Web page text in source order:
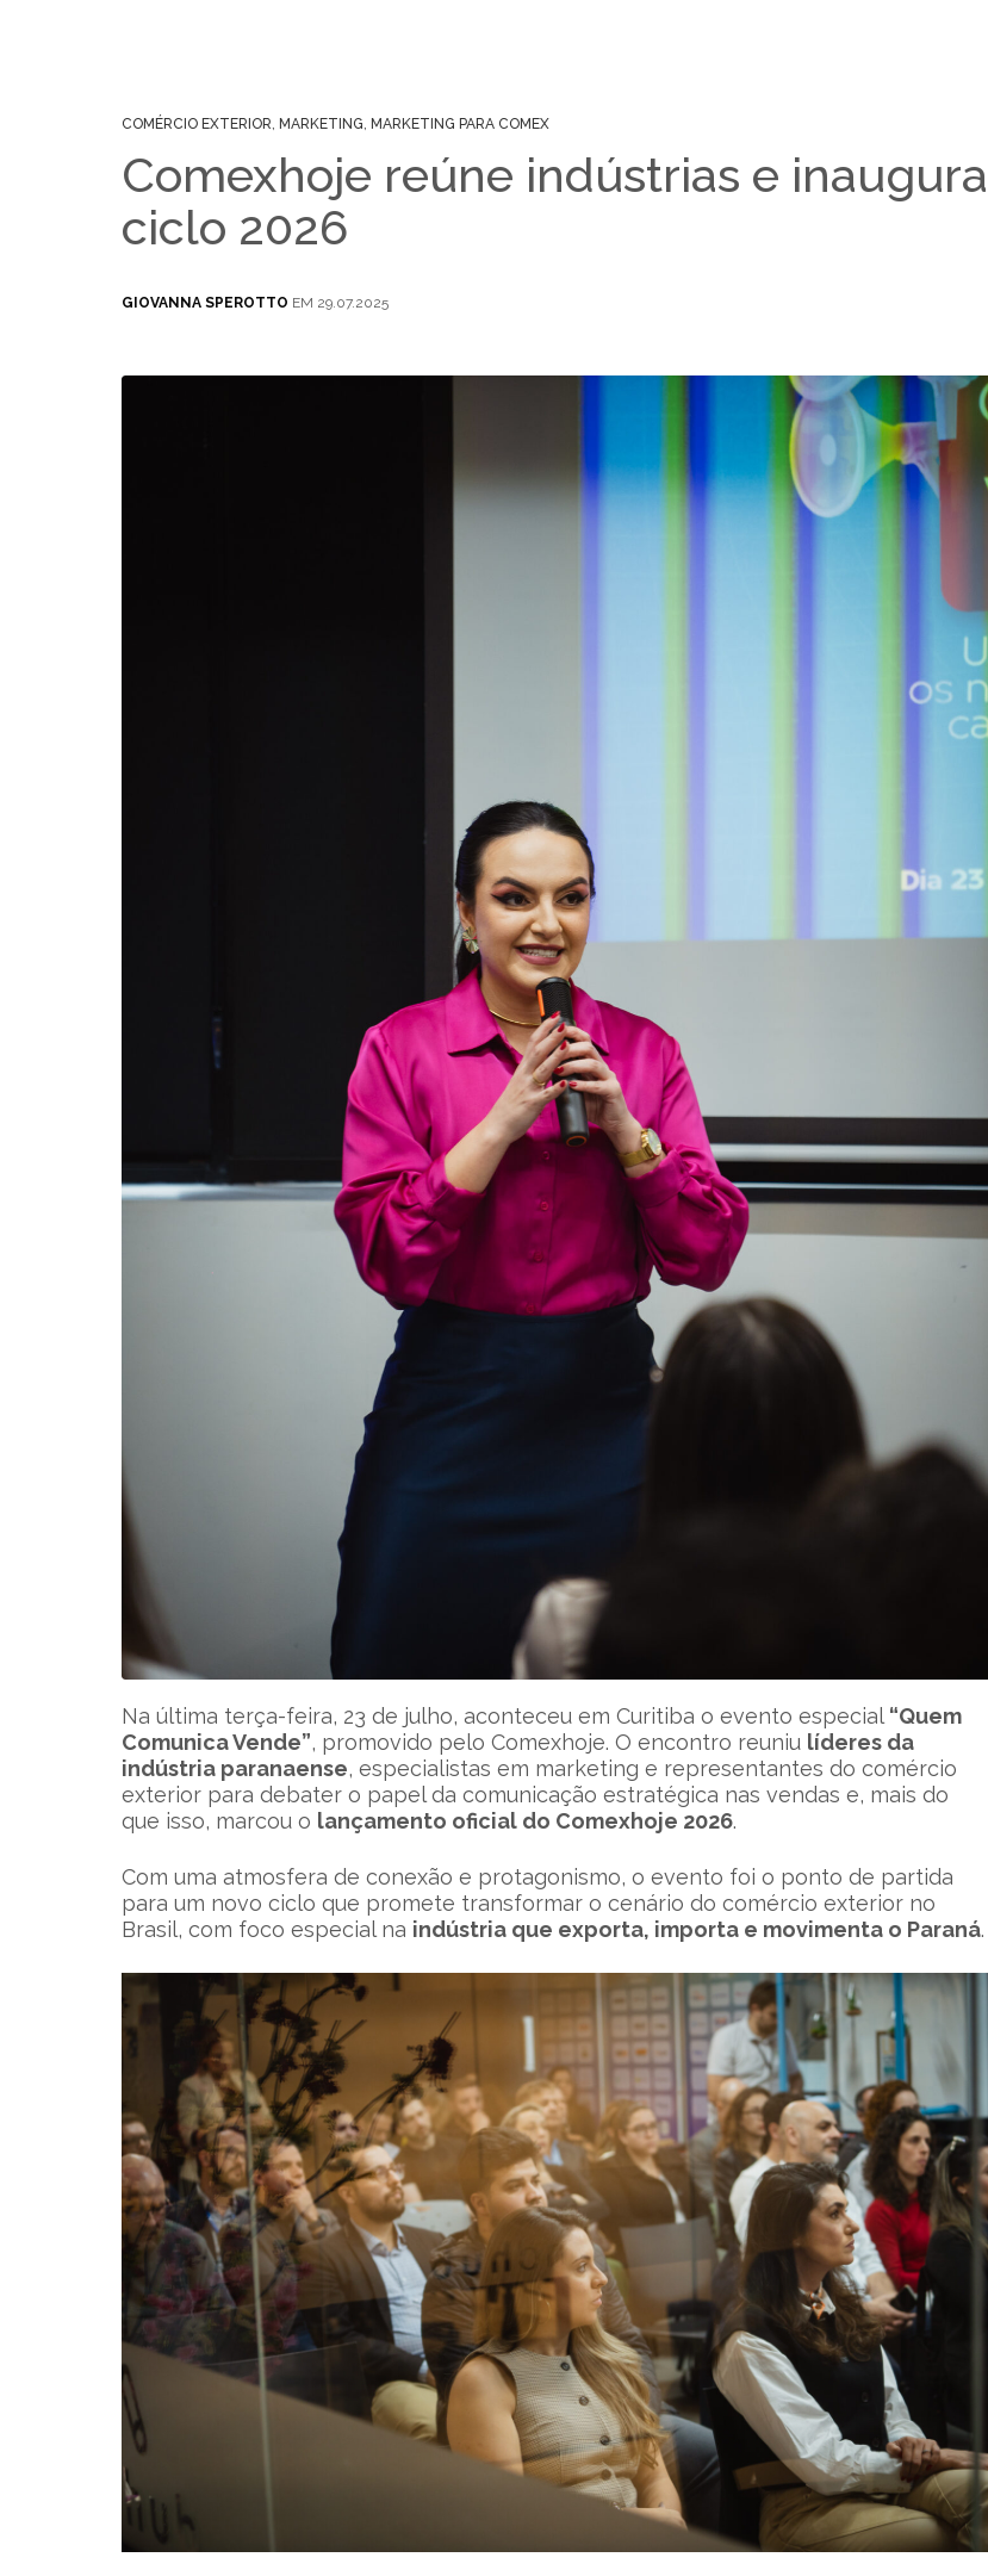
COMÉRCIO EXTERIOR, MARKETING, MARKETING PARA COMEX
Comexhoje reúne indústrias e inaugura
ciclo 2026
GIOVANNA SPEROTTO EM 29.07.2025
Na última terça-feira, 23 de julho, aconteceu em Curitiba o evento especial“Quem
Comunica Vende”, promovido pelo Comexhoje. O encontro reuniu líderes da
indústria paranaense, especialistas em marketing e representantes do comércio
exterior para debater o papel da comunicação estratégica nas vendas e, mais do
que isso, marcou o lançamento oficial do Comexhoje 2026.
Com uma atmosfera de conexão e protagonismo, o evento foi o ponto de partida
para um novo ciclo que promete transformar o cenário do comércio exterior no
Brasil, com foco especial na indústria que exporta, importa e movimenta o Paraná.